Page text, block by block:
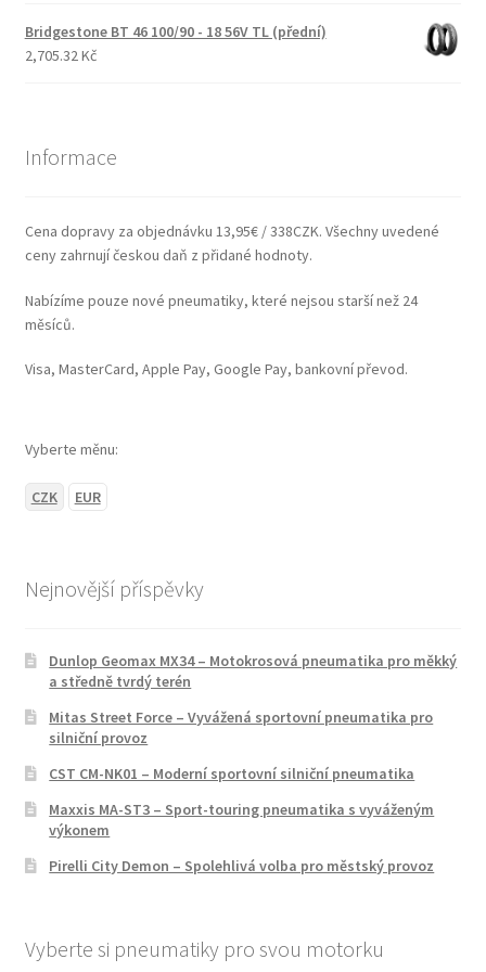
Bridgestone BT 46 100/90 - 18 56V TL (přední)
2,705.32 Kč
Informace
Cena dopravy za objednávku 13,95€ / 338CZK. Všechny uvedené
ceny zahrnují českou daň z přidané hodnoty.
Nabízíme pouze nové pneumatiky, které nejsou starší než 24
měsíců.
Visa, MasterCard, Apple Pay, Google Pay, bankovní převod.
Vyberte měnu:
CZK EUR
Nejnovější příspěvky
Dunlop Geomax MX34 – Motokrosová pneumatika pro měkký
a středně tvrdý terén
Mitas Street Force – Vyvážená sportovní pneumatika pro
silniční provoz
CST CM-NK01 – Moderní sportovní silniční pneumatika
Maxxis MA-ST3 – Sport-touring pneumatika s vyváženým
výkonem
Pirelli City Demon – Spolehlivá volba pro městský provoz
Vyberte si pneumatiky pro svou motorku